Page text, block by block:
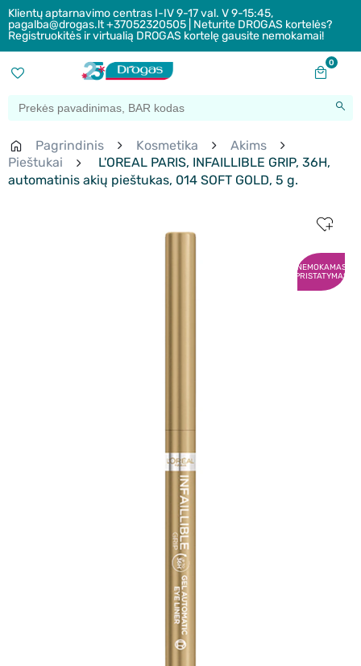
Klientų aptarnavimo centras I-IV 9-17 val. V 9-15:45,
pagalba@drogas.lt +37052320505 | Neturite DROGAS kortelės?
Registruokitės ir virtualią DROGAS kortelę gausite nemokamai!
0
Pagrindinis Kosmetika
Akims
Pieštukai
L'OREAL PARIS, INFAILLIBLE GRIP, 36H,
automatinis akių pieštukas, 014 SOFT GOLD, 5 g.
NEMOKAMAS
PRISTATYMAS